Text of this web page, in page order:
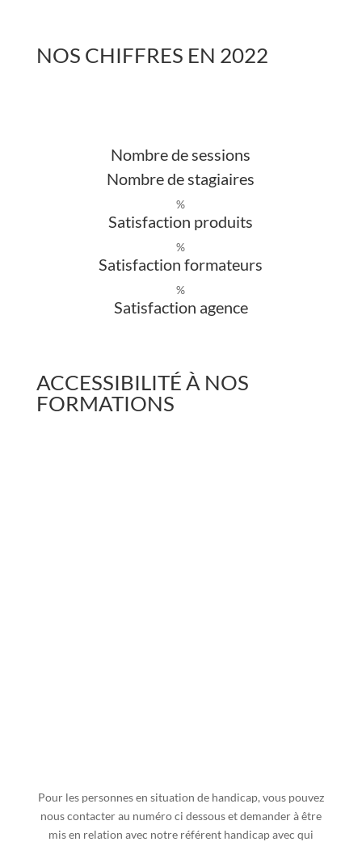
NOS CHIFFRES EN 2022
Nombre de sessions
Nombre de stagiaires
%
Satisfaction produits
%
Satisfaction formateurs
%
Satisfaction agence
ACCESSIBILITÉ À NOS
FORMATIONS
Pour les personnes en situation de handicap, vous pouvez
nous contacter au numéro ci dessous et demander à être
mis en relation avec notre référent handicap avec qui